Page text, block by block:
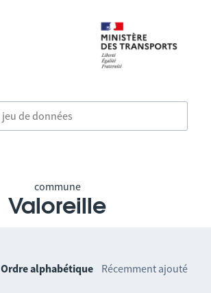
commune
Valoreille
Ordre alphabétique Récemment ajouté